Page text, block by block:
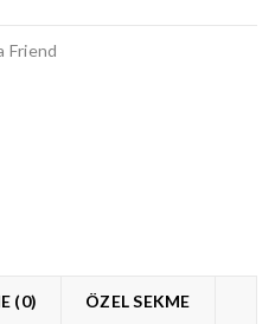
Friend
(0) ÖZEL SEKME